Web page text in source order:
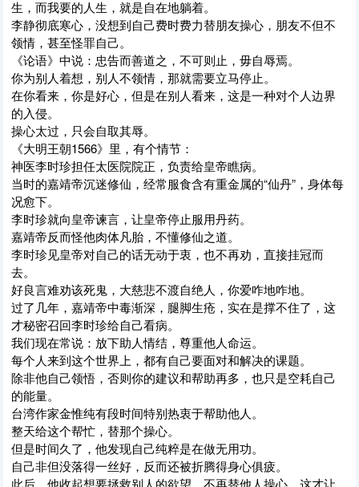
生，而我要的人生，就是自在地躺着。
李静彻底寒心，没想到自己费时费力替朋友操心，朋友不但不
领情，甚至怪罪自己。
《论语》中说：忠告而善道之，不可则止，毋自辱焉。
你为别人着想，别人不领情，那就需要立马停止。
在你看来，你是好心，但是在别人看来，这是一种对个人边界
的入侵。
操心太过，只会自取其辱。
《大明王朝1566》里，有个情节：
神医李时珍担任太医院院正，负责给皇帝瞧病。
当时的嘉靖帝沉迷修仙，经常服食含有重金属的“仙丹”，身体每
况愈下。
李时珍就向皇帝谏言，让皇帝停止服用丹药。
嘉靖帝反而怪他肉体凡胎，不懂修仙之道。
李时珍见皇帝对自己的话无动于衷，也不再劝，直接挂冠而
去。
好良言难劝该死鬼，大慈悲不渡自绝人，你爱咋地咋地。
过了几年，嘉靖帝中毒渐深，腿脚生疮，实在是撑不住了，这
才秘密召回李时珍给自己看病。
我们现在常说：放下助人情结，尊重他人命运。
每个人来到这个世界上，都有自己要面对和解决的课题。
除非他自己领悟，否则你的建议和帮助再多，也只是空耗自己
的能量。
台湾作家金惟纯有段时间特别热衷于帮助他人。
整天给这个帮忙，替那个操心。
但是时间久了，他发现自己纯粹是在做无用功。
自己非但没落得一丝好，反而还被折腾得身心俱疲。
此后，他收起想要拯救别人的欲望，不再替他人操心，这才让